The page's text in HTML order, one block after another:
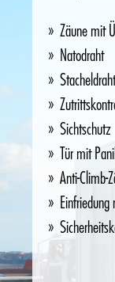
Zäune mit
Natodraht
Sichtschutz
Tür mit
Anti-Climb-